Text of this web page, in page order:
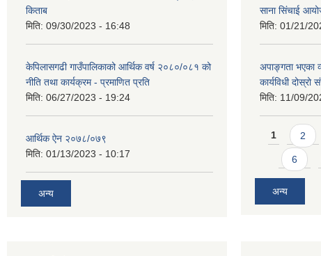
किताब
मिति: 09/30/2023 - 16:48
केपिलासगढी गाउँपालिकाको आर्थिक वर्ष २०८०/०८१ को
नीति तथा कार्यक्रम - प्रमाणित प्रति
मिति: 06/27/2023 - 19:24
आर्थिक ऐन २०७८/०७९
मिति: 01/13/2023 - 10:17
अन्य
साना सिंचाई
मिति: 01/21/
अपाङ्गता भएका
कार्यविधी
मिति: 11/09/
Pages
1 2
6
अन्य